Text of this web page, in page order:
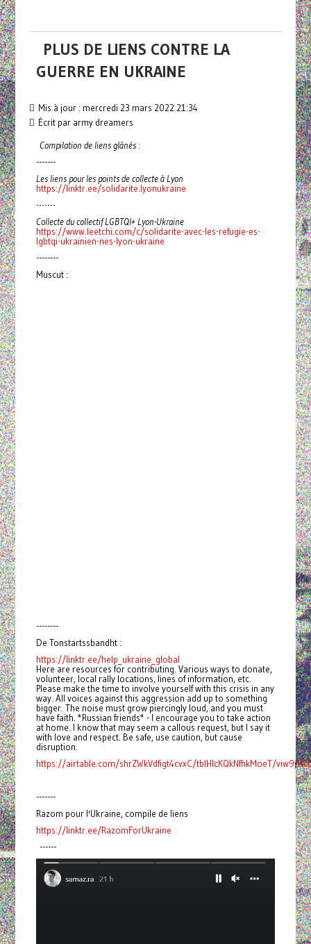
PLUS DE LIENS CONTRE LA
GUERRE EN UKRAINE
Mis à jour : mercredi 23 mars 2022 21:34
Écrit par army dreamers
Compilation de liens glânés :
-------
Les liens pour les points de collecte à Lyon
https://linktr.ee/solidarite.lyonukraine
-------
Collecte du collectif LGBTQI+ Lyon-Ukraine
https://www.leetchi.com/c/solidarite-avec-les-refugie-es-
lgbtqi-ukrainien-nes-lyon-ukraine
--------
Muscut :
--------
De Tonstartssbandht :
https://linktr.ee/help_ukraine_global
Here are resources for contributing. Various ways to donate,
volunteer, local rally locations, lines of information, etc.
Please make the time to involve yourself with this crisis in any
way. All voices against this aggression add up to something
bigger. The noise must grow piercingly loud, and you must
have faith. *Russian friends* - I encourage you to take action
at home. I know that may seem a callous request, but I say it
with love and respect. Be safe, use caution, but cause
disruption.
https://airtable.com/shrZWkVdfigt4cvxC/tblHIcKQkNfhkMoeT/
-------
Razom pour l'Ukraine, compile de liens
https://linktr.ee/RazomForUkraine
------